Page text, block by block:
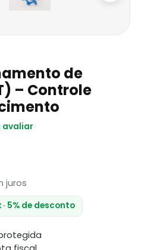
de
– Controle
avaliar
juros
5% de desconto